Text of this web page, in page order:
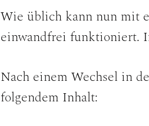
Wie üblich kann nun mit
einwandfrei funktioniert.
Nach einem Wechsel in
folgendem Inhalt: